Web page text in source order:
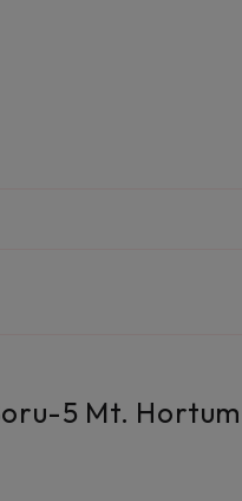
5 Mt. Hortum